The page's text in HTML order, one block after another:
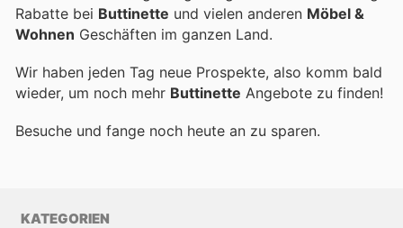
Rabatte bei Buttinette und vielen anderen Möbel &
Wohnen Geschäften im ganzen Land.
Wir haben jeden Tag neue Prospekte, also komm bald
wieder, um noch mehr Buttinette Angebote zu finden!
Besuche und fange noch heute an zu sparen.
KATEGORIEN